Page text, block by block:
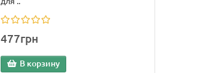
477грн
В корзину